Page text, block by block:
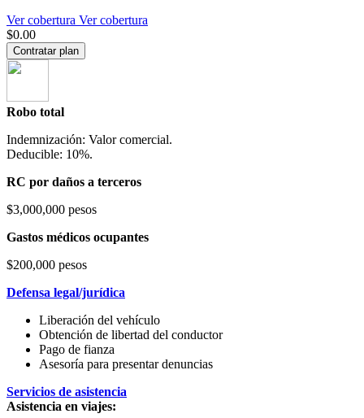
Ver cobertura Ver cobertura
$0.00
Contratar plan
Robo total
Indemnización: Valor comercial.
Deducible: 10%.
RC por daños a terceros
$3,000,000 pesos
Gastos médicos ocupantes
$200,000 pesos
Defensa legal/jurídica
Liberación del vehículo
Obtención de libertad del conductor
Pago de fianza
Asesoría para presentar denuncias
Servicios de asistencia
Asistencia en viajes: